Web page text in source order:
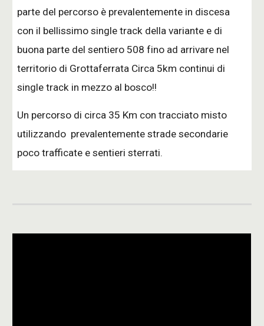
con il bellissimo single track della variante e di
buona parte del sentiero 508 fino ad arrivare nel
territorio di Grottaferrata Circa 5km continui di
single track in mezzo al bosco!!
Un percorso di circa 35 Km con tracciato misto
utilizzando  prevalentemente strade secondarie
poco trafficate e sentieri sterrati.